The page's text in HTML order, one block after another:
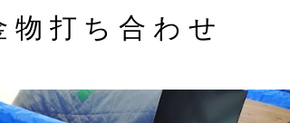
物打ち合わせ